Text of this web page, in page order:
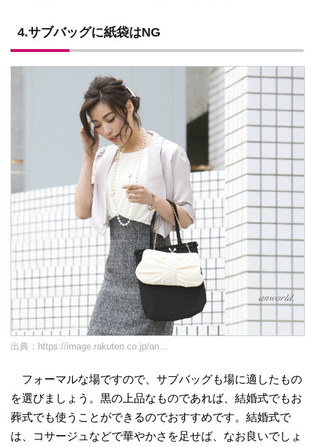
4.サブバッグに紙袋はNG
出典： https://image.rakuten.co.jp/an...
フォーマルな場ですので、サブバッグも場に適したもの
を選びましょう。黒の上品なものであれば、結婚式でもお
葬式でも使うことができるのでおすすめです。結婚式で
は、コサージュなどで華やかさを足せば、なお良いでしょ